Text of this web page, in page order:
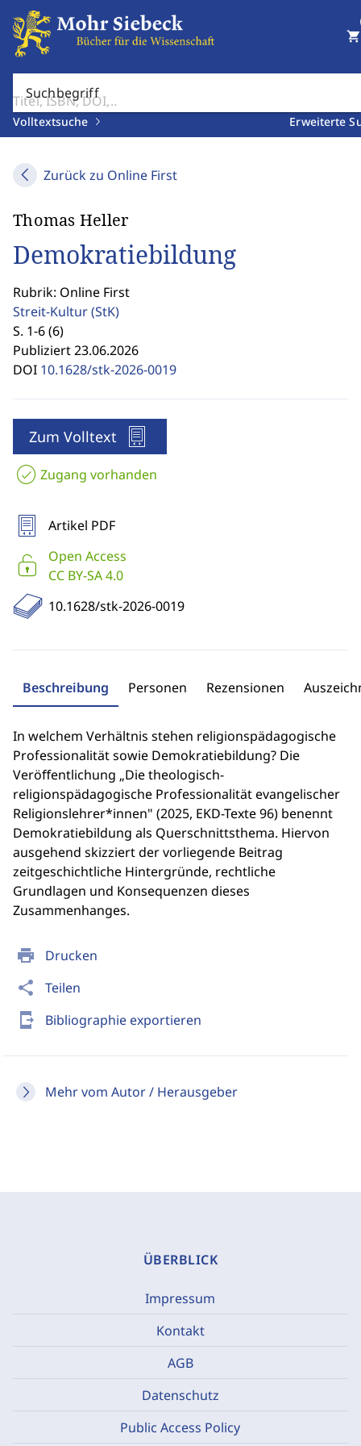
Suchbegriff
Volltextsuche Erweiterte
shopping_cart
Zurück zu Online First
print Drucken
share Teilen
send_to_mobile Bibliographie exportieren
Mehr vom Autor / Herausgeber
Thomas Heller
Demokratiebildung
Rubrik: Online First
Streit-Kultur(StK)
S. 1-6 (6)
Publiziert 23.06.2026
DOI 10.1628/stk-2026-0019
Zum Volltext
Zugang vorhanden
Artikel PDF
Open Access
CC BY-SA 4.0
10.1628/stk-2026-0019
Beschreibung Personen Rezensionen
In welchem Verhältnis stehen religionspädagogische
Professionalität sowie Demokratiebildung? Die
Veröﬀentlichung „Die theologisch-
religionspädagogische Professionalität evangelischer
Religionslehrer*innen" (2025, EKD-Texte 96) benennt
Demokratiebildung als Querschnittsthema. Hiervon
ausgehend skizziert der vorliegende Beitrag
zeitgeschichtliche Hintergründe, rechtliche
Grundlagen und Konsequenzen dieses
Zusammenhanges.
ÜBERBLICK
Impressum
Kontakt
AGB
Datenschutz
Public Access Policy